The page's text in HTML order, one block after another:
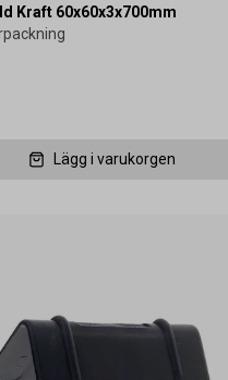
Kraft 60x60x3x700mm
Lägg i varukorgen